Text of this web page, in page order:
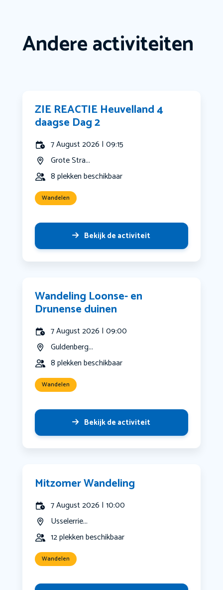
Andere activiteiten
ZIE REACTIE Heuvelland 4
daagse Dag 2
7 August 2026 | 09:15
Grote Stra...
8 plekken beschikbaar
Wandelen
Bekijk de activiteit
Wandeling Loonse- en
Drunense duinen
7 August 2026 | 09:00
Guldenberg...
8 plekken beschikbaar
Wandelen
Bekijk de activiteit
Mitzomer Wandeling
7 August 2026 | 10:00
Usselerrie...
12 plekken beschikbaar
Wandelen